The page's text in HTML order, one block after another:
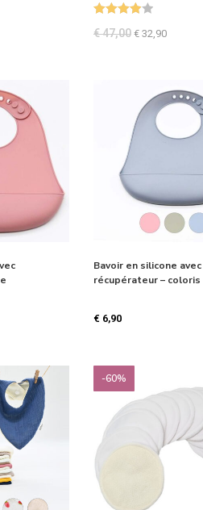
€47,00 €32,90
Bavoir en silicone avec
récupérateur – coloris
€ 6,90
-60%